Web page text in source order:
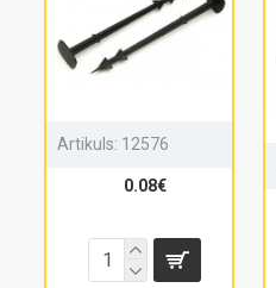
Artikuls: 12576
0.08€